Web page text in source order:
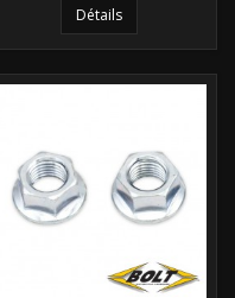
Détails